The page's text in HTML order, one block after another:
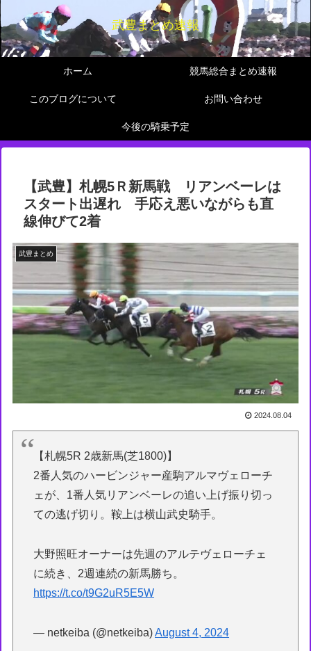
武豊まとめ速報
ホーム 競馬総合まとめ速報
このブログについて お問い合わせ
今後の騎乗予定
【武豊】札幌5Ｒ新馬戦 リアンベーレは
スタート出遅れ 手応え悪いながらも直
線伸びて2着
武豊まとめ
2024.08.04
【札幌5R 2歳新馬(芝1800)】
2番人気のハービンジャー産駒アルマヴェローチ
ェが、1番人気リアンベーレの追い上げ振り切っ
ての逃げ切り。鞍上は横山武史騎手。
大野照旺オーナーは先週のアルテヴェローチェ
に続き、2週連続の新馬勝ち。
https://t.co/t9G2uR5E5W
— netkeiba (@netkeiba)August 4, 2024